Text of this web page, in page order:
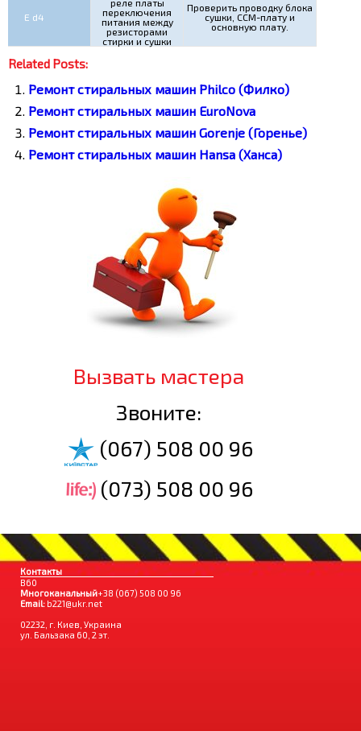
E d4
реле платы
переключения
питания между
резисторами
стирки и сушки
Проверить проводку блока
сушки, ССМ-плату и
основную плату.
Related Posts:
Ремонт стиральных машин Philco (Филко)
Ремонт стиральных машин EuroNova
Ремонт стиральных машин Gorenje (Горенье)
Ремонт стиральных машин Hansa (Ханса)
Вызвать мастера
Звоните:
(067) 508 00 96
(073) 508 00 96
Контакты
B60
Многоканальный+38 (067) 508 00 96
Email: b221@ukr.net
02232, г. Киев, Украина
ул. Бальзака 60, 2 эт.